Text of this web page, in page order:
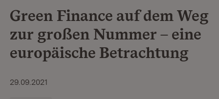
Green Finance auf dem Weg
zur großen Nummer – eine
europäische Betrachtung
29.09.2021